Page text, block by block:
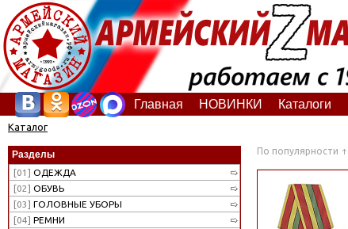
Главная НОВИНКИ Каталоги
Каталог
Разделы
[01] ОДЕЖДА
[02] ОБУВЬ
[03] ГОЛОВНЫЕ УБОРЫ
[04] РЕМНИ
По популярности